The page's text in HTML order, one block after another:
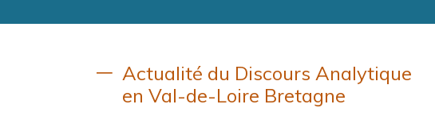
Actualité du Discours Analytique
en Val-de-Loire Bretagne